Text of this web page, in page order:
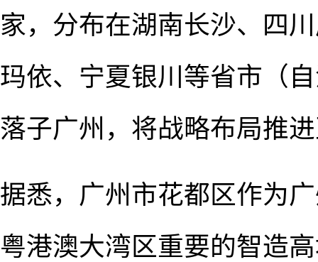
家，分布在湖南长沙、四
玛依、宁夏银川等省市（
落子广州，将战略布局推
据悉，广州市花都区作为
粤港澳大湾区重要的智造